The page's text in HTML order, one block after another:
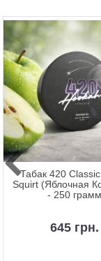
Табак 420
Squirt (Яблочная
- 250 грамм
645 грн.